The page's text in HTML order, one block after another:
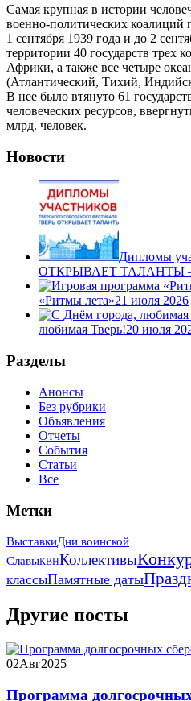
Самая крупная в истории
военно-политических коалиций
1 сентября 1939 года и до 2
территории 40 государств трех
Африки, а также все четыре
(Атлантический, Тихий,
В нее было втянуто 61
человеческих ресурсов,
млрд. человек.
Новости
Дипломы
ОТКРЫВАЕТ ТАЛАНТЫ –
«Ритмы лета»21 июля 2026
любимая Тверь!20 июля
Разделы
Анонсы
Без рубрики
Объявления
Отчеты
События
Статьи
Все
Метки
ВыставкиДни воинской
СлавыКВНКоллективы
классыПамятные даты
Другие посты
02Авг2025
Программа